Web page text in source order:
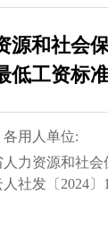
源和社会
低工资标
用人单位:
资源和社会
社发〔2024